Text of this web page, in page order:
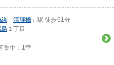
「 清輝橋 」駅 徒歩61分
１丁目
集中： 1室